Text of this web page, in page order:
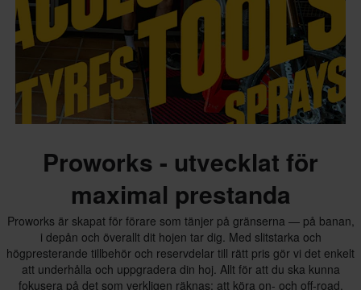
Proworks - utvecklat för
maximal prestanda
Proworks är skapat för förare som tänjer på gränserna — på banan,
i depån och överallt dit hojen tar dig. Med slitstarka och
högpresterande tillbehör och reservdelar till rätt pris gör vi det enkelt
att underhålla och uppgradera din hoj. Allt för att du ska kunna
fokusera på det som verkligen räknas: att köra on- och off-road.